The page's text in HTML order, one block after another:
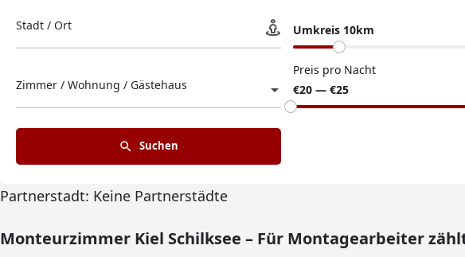
Stadt / Ort Umkreis 10km
Zimmer / Wohnung / Gästehaus
Preis pro Nacht
€20 — €25
Suchen
Partnerstadt: Keine Partnerstädte
Monteurzimmer Kiel Schilksee – Für Montagearbeiter